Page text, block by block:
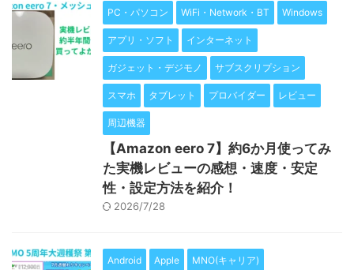
PC・パソコン WiFi・Network・BT Windows
アプリ・ソフト インターネット
ガジェット・デジモノ サブスクリプション
スマホ タブレット プロバイダー レビュー
周辺機器
【Amazon eero 7】約6か月使ってみ
た実機レビューの感想・速度・安定
性・設定方法を紹介！
2026/7/28
Android Apple MNO(キャリア)